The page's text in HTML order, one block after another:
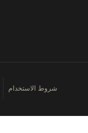
شروط الاستخدام